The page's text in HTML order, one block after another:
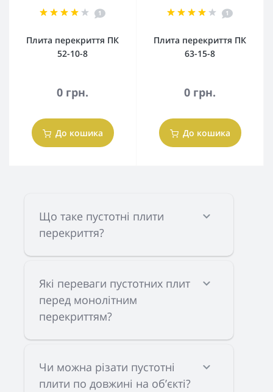
1
Плита перекриття ПК
52-10-8
0 грн.
До кошика
1
Плита перекриття ПК
63-15-8
0 грн.
До кошика
Що таке пустотні плити
перекриття?
Які переваги пустотних плит
перед монолітним
перекриттям?
Чи можна різати пустотні
плити по довжині на об’єкті?